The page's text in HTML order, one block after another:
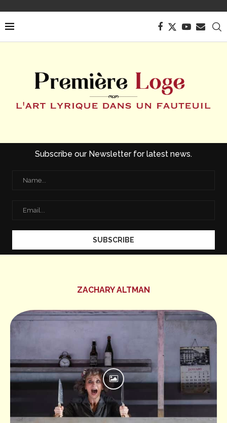
Subscribe our Newsletter for latest news.
ZACHARY ALTMAN